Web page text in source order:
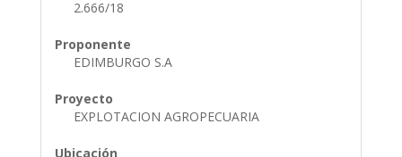
2.666/18
Proponente
EDIMBURGO S.A
Proyecto
EXPLOTACION AGROPECUARIA
Ubicación